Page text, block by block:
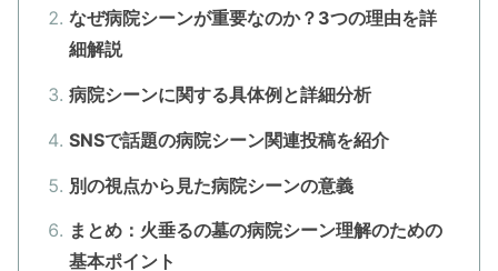
なぜ病院シーンが重要なのか？3つの理由を詳
細解説
病院シーンに関する具体例と詳細分析
SNSで話題の病院シーン関連投稿を紹介
別の視点から見た病院シーンの意義
まとめ：火垂るの墓の病院シーン理解のための
基本ポイント